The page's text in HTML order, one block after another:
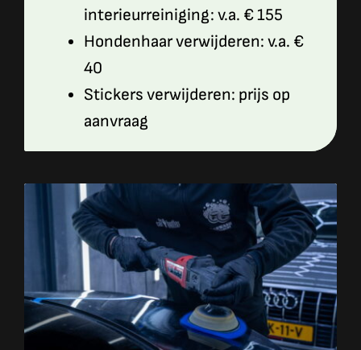
interieurreiniging: v.a. € 155
Hondenhaar verwijderen: v.a. €
40
Stickers verwijderen: prijs op
aanvraag